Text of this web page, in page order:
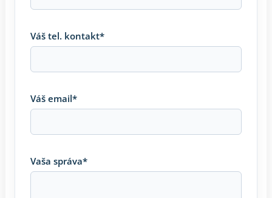
Váš tel. kontakt*
Váš email*
Vaša správa*